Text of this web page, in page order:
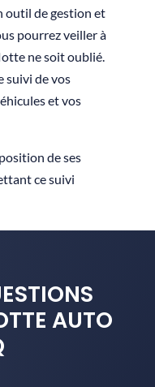
outil de gestion et
pourrez veiller à
ne soit oublié.
suivi de vos
et vos
de ses
ce suivi
AUTO